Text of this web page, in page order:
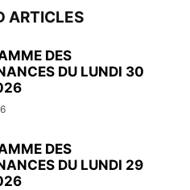
ARTICLES
DES
DU LUNDI 30
DES
DU LUNDI 29